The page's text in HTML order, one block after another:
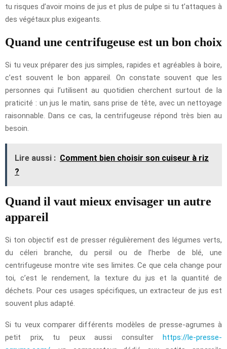
tu risques d’avoir moins de jus et plus de pulpe si tu t’attaques à
des végétaux plus exigeants.
Quand une centrifugeuse est un bon choix
Si tu veux préparer des jus simples, rapides et agréables à boire,
c’est souvent le bon appareil. On constate souvent que les
personnes qui l’utilisent au quotidien cherchent surtout de la
praticité : un jus le matin, sans prise de tête, avec un nettoyage
raisonnable. Dans ce cas, la centrifugeuse répond très bien au
besoin.
Lire aussi : Comment bien choisir son cuiseur à riz
?
Quand il vaut mieux envisager un autre
appareil
Si ton objectif est de presser régulièrement des légumes verts,
du céleri branche, du persil ou de l’herbe de blé, une
centrifugeuse montre vite ses limites. Ce que cela change pour
toi, c’est le rendement, la texture du jus et la quantité de
déchets. Pour ces usages spécifiques, un extracteur de jus est
souvent plus adapté.
Si tu veux comparer différents modèles de presse-agrumes à
petit prix, tu peux aussi consulter https://le-presse-